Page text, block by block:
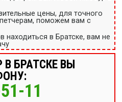
цены, для точного
поможем вам с
находиться в Братске, вам не
БРАТСКЕ ВЫ
11